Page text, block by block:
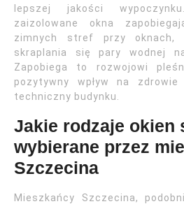
lepszej jakości
zaizolowane okna
zimnych stref przy oknach,
skraplania się pary wodnej
Zapobiega to rozwojowi
pozytywny wpływ na
techniczny budynku.
Jakie rodzaje okien
wybierane przez
Szczecina
Mieszkańcy Szczecina,